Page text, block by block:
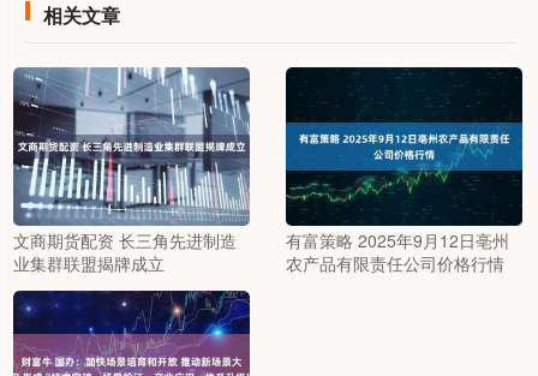
相关文章
文商期货配资 长三角先进制造
业集群联盟揭牌成立
有富策略 2025年9月12日亳州
农产品有限责任公司价格行情